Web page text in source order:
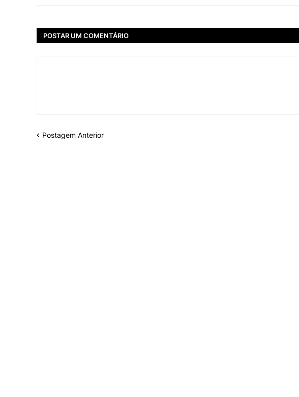
POSTAR UM COMENTÁRIO
Postagem Anterior